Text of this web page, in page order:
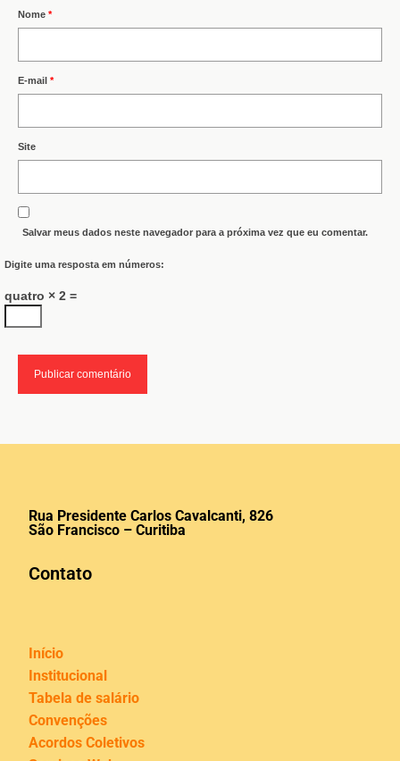
Nome *
E-mail *
Site
Salvar meus dados neste navegador para a próxima vez que eu comentar.
Digite uma resposta em números:
quatro × 2 =
Rua Presidente Carlos Cavalcanti, 826
São Francisco – Curitiba
Contato
Início
Institucional
Tabela de salário
Convenções
Acordos Coletivos